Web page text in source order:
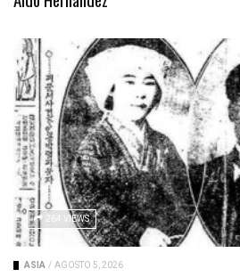
264 VIEWS
ASIA / AGOSTO 5, 2026